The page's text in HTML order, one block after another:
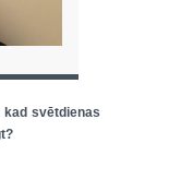
svētdienas